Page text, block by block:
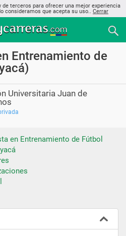
terceros para ofrecer una mejor experiencia
consideramos que acepta su uso.. Cerrar
Entrenamiento de
Universitaria Juan de
en Entrenamiento de Fútbol